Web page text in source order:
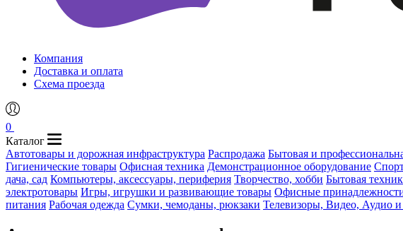
Компания
Доставка и оплата
Схема проезда
0
Каталог
Автотовары и дорожная инфраструктура Распродажа Бытовая и
Гигиенические товары Офисная техника Демонстрационное оборудование
дача, сад Компьютеры, аксессуары, периферия Творчество, хобби Бытовая
электротовары Игры, игрушки и развивающие товары Офисные
питания Рабочая одежда Сумки, чемоданы, рюкзаки Телевизоры, Видео, Аудио